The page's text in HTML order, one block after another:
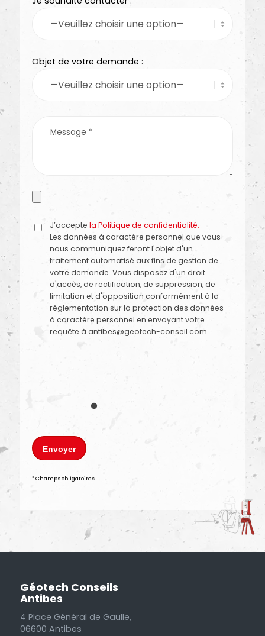
Objet de votre demande :
J’accepte la Politique de confidentialité.
Les données à caractère personnel que vous
nous communiquez feront l'objet d'un
traitement automatisé aux fins de gestion de
votre demande. Vous disposez d'un droit
d'accès, de rectification, de suppression, de
limitation et d'opposition conformément à la
règlementation sur la protection des données
à caractère personnel en envoyant votre
requête à antibes@geotech-conseil.com
Envoyer
* Champs obligatoires
Géotech Conseils
Antibes
4 Place Général de Gaulle,
06600 Antibes